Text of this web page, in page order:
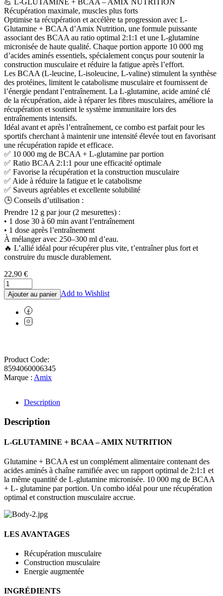
💪 L-GLUTAMINE + BCAA – AMIX NUTRITION
Récupération maximale, muscles plus forts
Optimise ta récupération et accélère ta progression avec L-
Glutamine + BCAA d’Amix Nutrition, une formule puissante
associant des BCAA au ratio optimal 2:1:1 et une L-glutamine
micronisée de haute qualité. Chaque portion apporte 10 000 mg
d’acides aminés essentiels, spécialement conçus pour soutenir la
construction musculaire et réduire la fatigue après l’effort.
Les BCAA (L-leucine, L-isoleucine, L-valine) stimulent la synthèse
des protéines, limitent le catabolisme musculaire et fournissent de
l’énergie pendant l’entraînement. La L-glutamine, acide aminé clé
de la récupération, aide à réparer les fibres musculaires, améliore la
récupération et soutient le système immunitaire lors des
entraînements intensifs.
Idéal avant et après l’entraînement, ce combo est parfait pour les
sportifs cherchant à maintenir une intensité élevée tout en favorisant
une récupération rapide et efficace.
✅ 10 000 mg de BCAA + L-glutamine par portion
✅ Ratio BCAA 2:1:1 pour une efficacité optimale
✅ Favorise la récupération et la construction musculaire
✅ Aide à réduire la fatigue et le catabolisme
✅ Saveurs agréables et excellente solubilité
🕒 Conseils d’utilisation :
Prendre 12 g par jour (2 mesurettes) :
• 1 dose 30 à 60 min avant l’entraînement
• 1 dose après l’entraînement
À mélanger avec 250–300 ml d’eau.
🔥 L’allié idéal pour récupérer plus vite, t’entraîner plus fort et
construire du muscle durablement.
22,90 €
Ajouter au panier Add to Wishlist
Product Code:
8594060006345
Marque : Amix
Description
Description
L-GLUTAMINE + BCAA – AMIX NUTRITION
Glutamine + BCAA est un complément alimentaire contenant des
acides aminés à chaîne ramifiée avec un rapport optimal de 2:1:1 et
la même quantité de L-glutamine micronisée. 10 000 mg de BCAA
+ L- glutamine par portion. Un combo idéal pour une récupération
optimal et construction musculaire accrue.
LES AVANTAGES
Récupération musculaire
Construction musculaire
Energie augmentée
INGRÉDIENTS